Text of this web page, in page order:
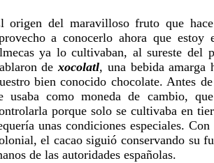
origen del maravilloso fruto que
a conocerlo ahora que
ya lo cultivaban, al sureste del
dexocolatl, una bebida amarga
bien conocido chocolate. Antes
usaba como moneda de cambio,
porque solo se cultivaba en
unas condiciones especiales.
el cacao siguió conservando su
de las autoridades españolas.